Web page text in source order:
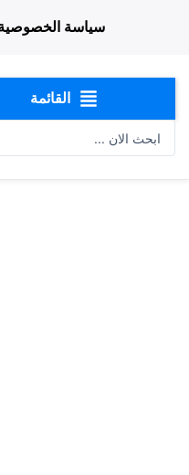
سياسة
القائمة